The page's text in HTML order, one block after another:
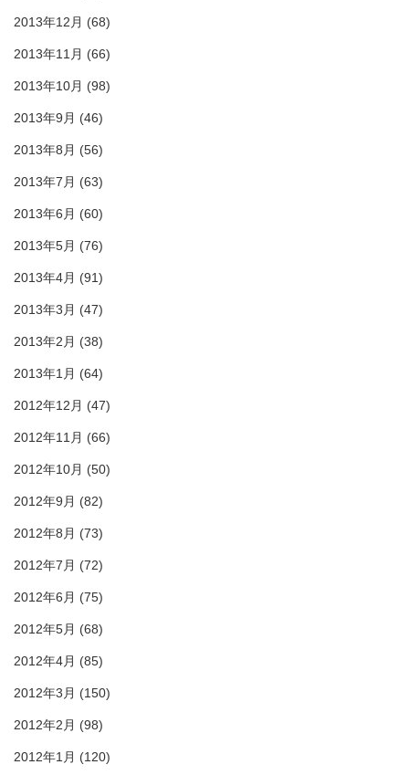
2013年12月 (68)
2013年11月 (66)
2013年10月 (98)
2013年9月 (46)
2013年8月 (56)
2013年7月 (63)
2013年6月 (60)
2013年5月 (76)
2013年4月 (91)
2013年3月 (47)
2013年2月 (38)
2013年1月 (64)
2012年12月 (47)
2012年11月 (66)
2012年10月 (50)
2012年9月 (82)
2012年8月 (73)
2012年7月 (72)
2012年6月 (75)
2012年5月 (68)
2012年4月 (85)
2012年3月 (150)
2012年2月 (98)
2012年1月 (120)